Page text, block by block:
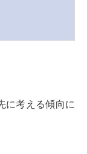
に考える傾向に